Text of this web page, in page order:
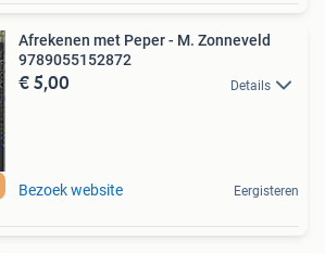
Afrekenen met Peper - M. Zonneveld
9789055152872
€ 5,00 Details
Bezoek website Eergisteren